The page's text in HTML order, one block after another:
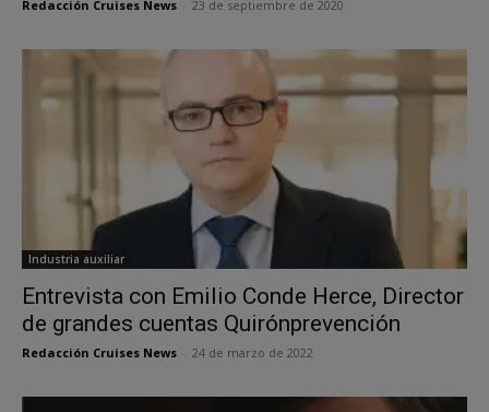
Redacción Cruises News 23 de septiembre de 2020
Industria auxiliar
Entrevista con Emilio Conde Herce, Director
de grandes cuentas Quirónprevención
Redacción Cruises News 24 de marzo de 2022